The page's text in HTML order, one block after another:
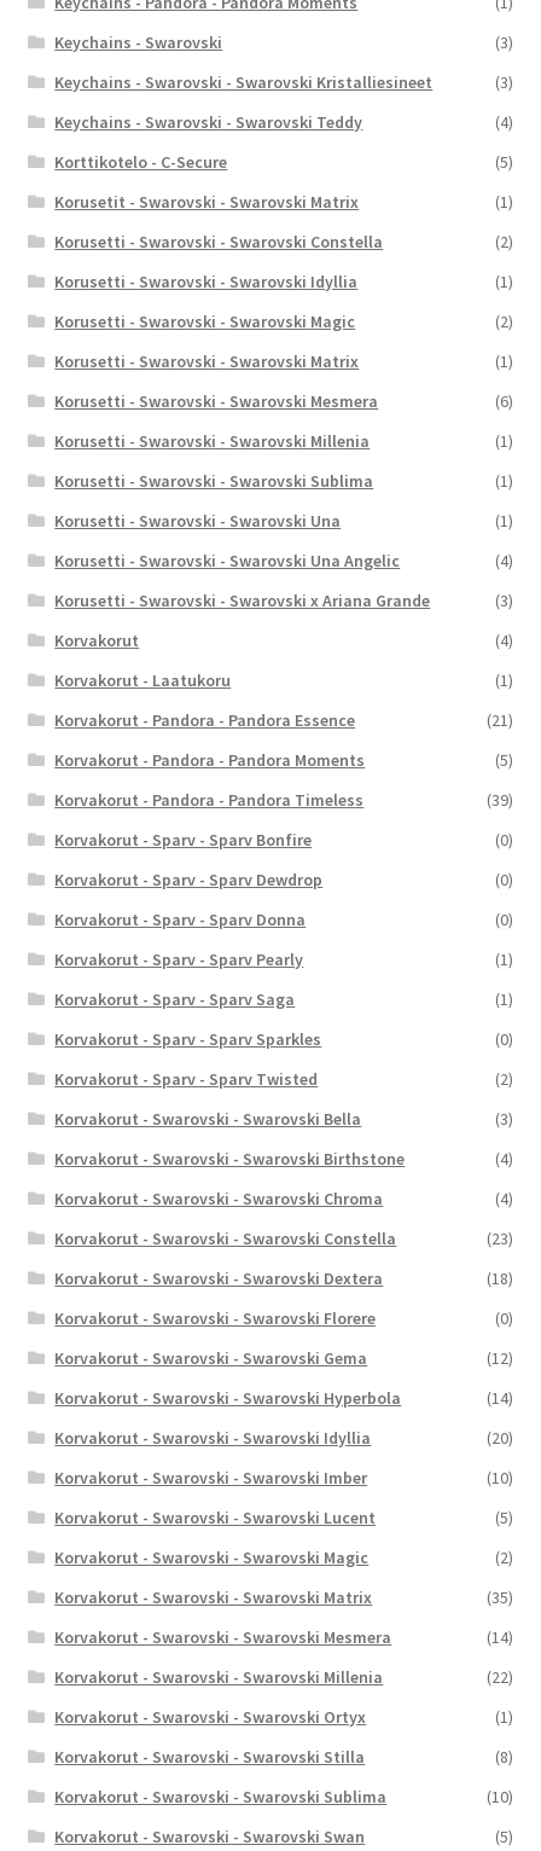
Keychains - Swarovski
(3)
Keychains - Swarovski - Swarovski Kristalliesineet
(3)
Keychains - Swarovski - Swarovski Teddy
(4)
Korttikotelo - C-Secure
(5)
Korusetit - Swarovski - Swarovski Matrix
(1)
Korusetti - Swarovski - Swarovski Constella
(2)
Korusetti - Swarovski - Swarovski Idyllia
(1)
Korusetti - Swarovski - Swarovski Magic
(2)
Korusetti - Swarovski - Swarovski Matrix
(1)
Korusetti - Swarovski - Swarovski Mesmera
(6)
Korusetti - Swarovski - Swarovski Millenia
(1)
Korusetti - Swarovski - Swarovski Sublima
(1)
Korusetti - Swarovski - Swarovski Una
(1)
Korusetti - Swarovski - Swarovski Una Angelic
(4)
Korusetti - Swarovski - Swarovski x Ariana Grande
(3)
Korvakorut
(4)
Korvakorut - Laatukoru
(1)
Korvakorut - Pandora - Pandora Essence
(21)
Korvakorut - Pandora - Pandora Moments
(5)
Korvakorut - Pandora - Pandora Timeless
(39)
Korvakorut - Sparv - Sparv Bonfire
(0)
Korvakorut - Sparv - Sparv Dewdrop
(0)
Korvakorut - Sparv - Sparv Donna
(0)
Korvakorut - Sparv - Sparv Pearly
(1)
Korvakorut - Sparv - Sparv Saga
(1)
Korvakorut - Sparv - Sparv Sparkles
(0)
Korvakorut - Sparv - Sparv Twisted
(2)
Korvakorut - Swarovski - Swarovski Bella
(3)
Korvakorut - Swarovski - Swarovski Birthstone
(4)
Korvakorut - Swarovski - Swarovski Chroma
(4)
Korvakorut - Swarovski - Swarovski Constella
(23)
Korvakorut - Swarovski - Swarovski Dextera
(18)
Korvakorut - Swarovski - Swarovski Florere
(0)
Korvakorut - Swarovski - Swarovski Gema
(12)
Korvakorut - Swarovski - Swarovski Hyperbola
(14)
Korvakorut - Swarovski - Swarovski Idyllia
(20)
Korvakorut - Swarovski - Swarovski Imber
(10)
Korvakorut - Swarovski - Swarovski Lucent
(5)
Korvakorut - Swarovski - Swarovski Magic
(2)
Korvakorut - Swarovski - Swarovski Matrix
(35)
Korvakorut - Swarovski - Swarovski Mesmera
(14)
Korvakorut - Swarovski - Swarovski Millenia
(22)
Korvakorut - Swarovski - Swarovski Ortyx
(1)
Korvakorut - Swarovski - Swarovski Stilla
(8)
Korvakorut - Swarovski - Swarovski Sublima
(10)
Korvakorut - Swarovski - Swarovski Swan
(5)